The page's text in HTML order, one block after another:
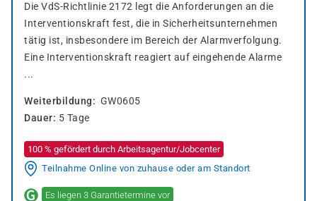
Die VdS-Richtlinie 2172 legt die Anforderungen an die
Interventionskraft fest, die in Sicherheitsunternehmen
tätig ist, insbesondere im Bereich der Alarmverfolgung.
Eine Interventionskraft reagiert auf eingehende Alarme
...
Weiterbildung
GW0605
Dauer
5 Tage
100 % gefördert durch Arbeitsagentur/Jobcenter
Teilnahme Online von zuhause oder am Standort
Es liegen 3 Garantietermine vor